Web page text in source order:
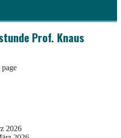
Prof. Knaus
2026